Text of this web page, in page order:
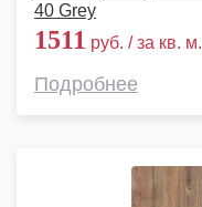
40 Grey
1511 руб. / за кв. м.
Подробнее